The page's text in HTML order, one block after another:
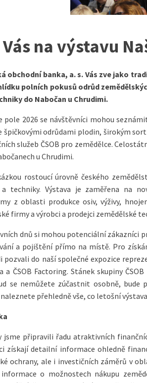
na výstavu
obchodní banka, a. s. Vás zve jako
polních pokusů odrůd
do Nabočan u Chrudimi.
pole 2026 se návštěvníci mohou
špičkovými odrůdami plodin, širokým
služeb ČSOB pro zemědělce.
u Chrudimi.
rostoucí úrovně českého
techniky. Výstava je zaměřena na
z oblasti produkce osiv, výživy,
firmy a výrobci a prodejci zemědělské
dnů si mohou potenciální
a pojištění přímo na místě. Pro
pozvali do naší společné expozice
a ČSOB Factoring. Stánek skupiny
se nemůžete zúčastnit osobně,
naleznete přehledně vše, co letošní
jsme připravili řadu atraktivních
získají detailní informace ohledně
ochrany, ale i investičních záměrů v
o možnostech nákupu